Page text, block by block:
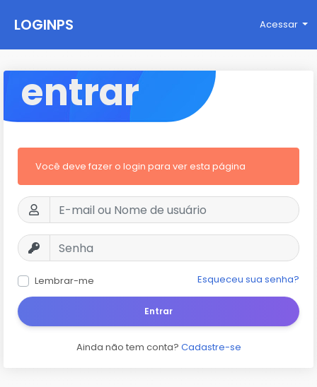
LOGINPS Acessar
entrar
Você deve fazer o login para ver esta página
Lembrar-me Esqueceu sua senha?
Entrar
Ainda não tem conta? Cadastre-se